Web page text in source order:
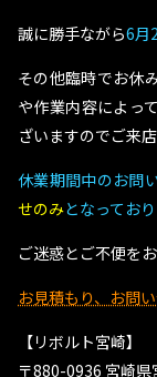
誠に勝手ながら6月
その他臨時でお休
や作業内容によっ
ざいますのでご来
休業期間中のお問
せのみとなってお
ご迷惑とご不便を
お見積もり、お問
【リボルト宮崎】
〒880-0936 宮崎